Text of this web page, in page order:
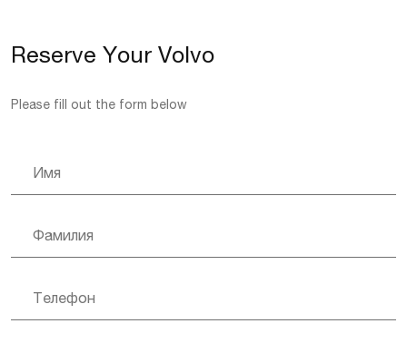
Reserve Your Volvo
Please fill out the form below